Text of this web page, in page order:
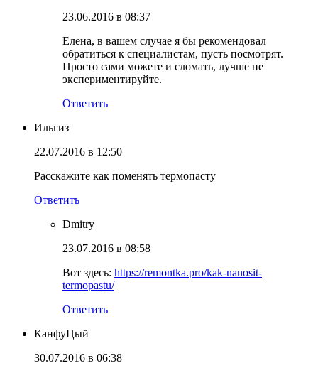
23.06.2016 в 08:37
Елена, в вашем случае я бы рекомендовал
обратиться к специалистам, пусть посмотрят.
Просто сами можете и сломать, лучше не
экспериментируйте.
Ответить
Ильгиз
22.07.2016 в 12:50
Расскажите как поменять термопасту
Ответить
Dmitry
23.07.2016 в 08:58
Вот здесь: https://remontka.pro/kak-nanosit-
termopastu/
Ответить
КанфуЦый
30.07.2016 в 06:38